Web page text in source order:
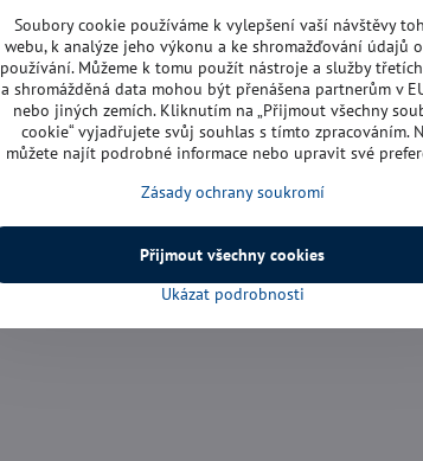
Soubory cookie používáme k vylepšení vaší návštěvy
webu, k analýze jeho výkonu a ke shromažďování údajů
používání. Můžeme k tomu použít nástroje a služby
a shromážděná data mohou být přenášena partnerům v
nebo jiných zemích. Kliknutím na „Přijmout všechny
cookie“ vyjadřujete svůj souhlas s tímto zpracováním.
můžete najít podrobné informace nebo upravit své
Zásady ochrany soukromí
Ukázat podrobnosti
Přijmout všechny cookies